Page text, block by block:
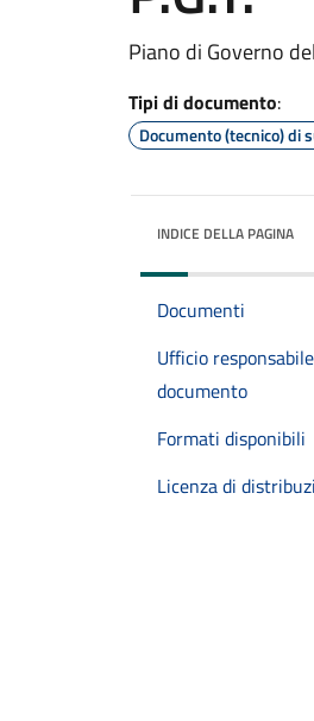
Piano di Governo
Tipi di documento:
Documento (tecnico) di
INDICE DELLA PAGINA
Documenti
Ufficio
documento
Formati disponibili
Licenza di